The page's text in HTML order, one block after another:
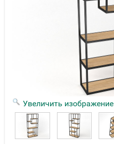
Увеличить изображение